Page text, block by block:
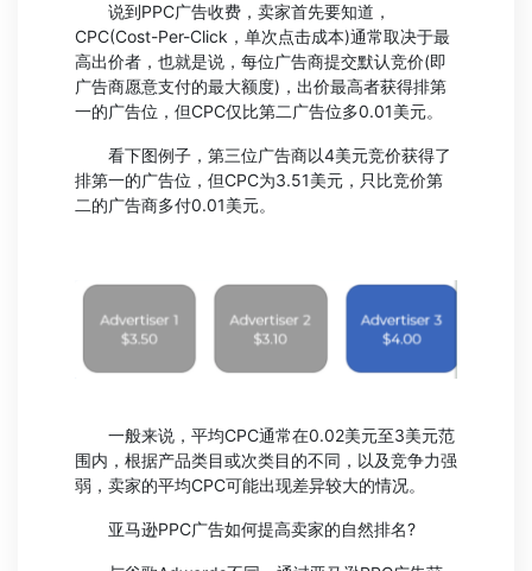
说到PPC广告收费，卖家首先要知道，
CPC(Cost-Per-Click，单次点击成本)通常取决于最
高出价者，也就是说，每位广告商提交默认竞价(即
广告商愿意支付的最大额度)，出价最高者获得排第
一的广告位，但CPC仅比第二广告位多0.01美元。
看下图例子，第三位广告商以4美元竞价获得了
排第一的广告位，但CPC为3.51美元，只比竞价第
二的广告商多付0.01美元。
一般来说，平均CPC通常在0.02美元至3美元范
围内，根据产品类目或次类目的不同，以及竞争力强
弱，卖家的平均CPC可能出现差异较大的情况。
亚马逊PPC广告如何提高卖家的自然排名?